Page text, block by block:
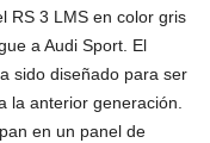
RS 3 LMS en color gris
a Audi Sport. El
sido diseñado para ser
la anterior generación.
en un panel de